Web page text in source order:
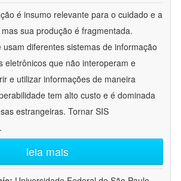
é insumo relevante para o cuidado e a
sua produção é fragmentada.
usam diferentes sistemas de informação
eletrônicos que não interoperam e
e utilizar informações de maneira
tem alto custo e é dominada
estrangeiras. Tornar SIS
leia mais